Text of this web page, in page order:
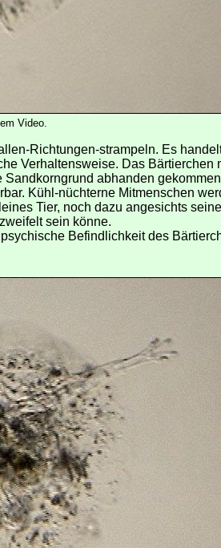
Video.
Richtungen-strampeln. Es
Verhaltensweise. Das Bärtierchen
abhanden
Kühl-nüchterne Mitmenschen
Tier, noch dazu angesichts
sein könne.
Befindlichkeit des